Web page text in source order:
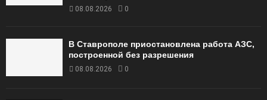
08.08.2026 0
В Ставрополе приостановлена работа АЗС,
построенной без разрешения
08.08.2026 0